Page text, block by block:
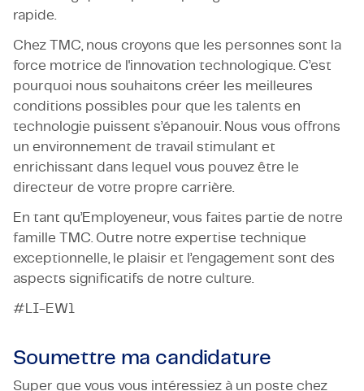
rapide.
Chez TMC, nous croyons que les personnes sont la
force motrice de l'innovation technologique. C’est
pourquoi nous souhaitons créer les meilleures
conditions possibles pour que les talents en
technologie puissent s’épanouir. Nous vous offrons
un environnement de travail stimulant et
enrichissant dans lequel vous pouvez être le
directeur de votre propre carrière.
En tant qu’Employeneur, vous faites partie de notre
famille TMC. Outre notre expertise technique
exceptionnelle, le plaisir et l’engagement sont des
aspects significatifs de notre culture.
#LI-EW1
Soumettre ma candidature
Super que vous vous intéressiez à un poste chez